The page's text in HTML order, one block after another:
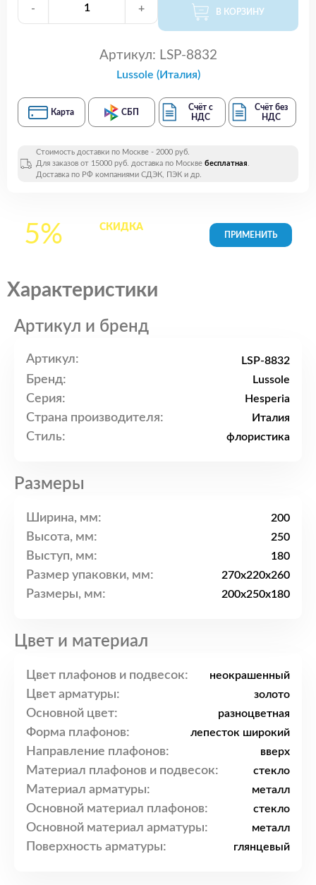
- + В КОРЗИНУ
Артикул: LSP-8832
Lussole (Италия)
Карта СБП
Счёт с
НДС
Счёт без
НДС
Стоимость доставки по Москве - 2000 руб.
Для заказов от 15000 руб. доставка по Москве бесплатная.
Доставка по РФ компаниями СДЭК, ПЭК и др.
5% СКИДКАна все
Характеристики
Артикул и бренд
Артикул: LSP-8832
Бренд: Lussole
Серия: Hesperia
Страна производителя: Италия
Стиль: флористика
Размеры
Ширина, мм: 200
Высота, мм: 250
Выступ, мм: 180
Размер упаковки, мм: 270x220x260
Размеры, мм: 200x250x180
Цвет и материал
Цвет плафонов и подвесок: неокрашенный
Цвет арматуры: золото
Основной цвет: разноцветная
Форма плафонов: лепесток широкий
Направление плафонов: вверх
Материал плафонов и подвесок: стекло
Материал арматуры: металл
Основной материал плафонов: стекло
Основной материал арматуры: металл
Поверхность арматуры: глянцевый